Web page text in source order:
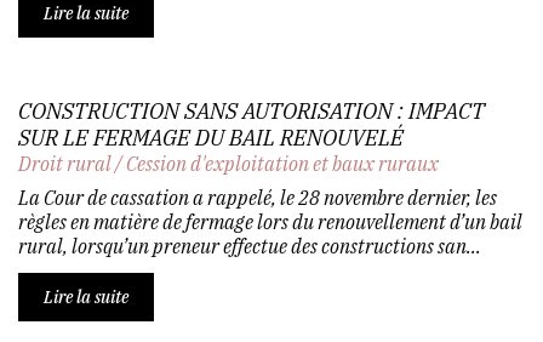
Lire la suite
CONSTRUCTION SANS AUTORISATION : IMPACT
SUR LE FERMAGE DU BAIL RENOUVELÉ
Droit rural/Cession d'exploitation et baux ruraux
La Cour de cassation a rappelé, le 28 novembre dernier, les
règles en matière de fermage lors du renouvellement d’un bail
rural, lorsqu’un preneur effectue des constructions san...
Lire la suite